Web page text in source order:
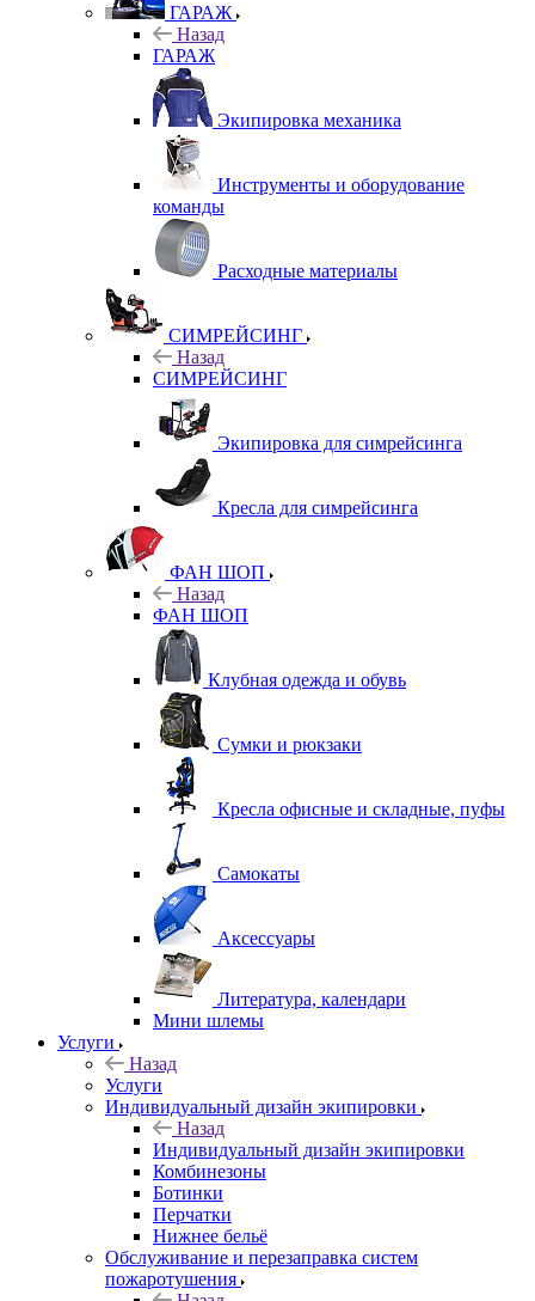
ГАРАЖ
Назад
ГАРАЖ
Экипировка механика
Инструменты и оборудование
команды
Расходные материалы
СИМРЕЙСИНГ
Назад
СИМРЕЙСИНГ
Экипировка для симрейсинга
Кресла для симрейсинга
ФАН ШОП
Назад
ФАН ШОП
Клубная одежда и обувь
Сумки и рюкзаки
Кресла офисные и складные, пуфы
Самокаты
Аксессуары
Литература, календари
Мини шлемы
Услуги
Назад
Услуги
Индивидуальный дизайн экипировки
Назад
Индивидуальный дизайн экипировки
Комбинезоны
Ботинки
Перчатки
Нижнее бельё
Обслуживание и перезаправка систем
пожаротушения